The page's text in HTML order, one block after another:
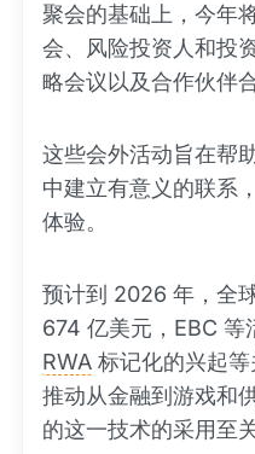
聚会的基础上，今年
会、风险投资人和投
略会议以及合作伙伴
这些会外活动旨在帮
中建立有意义的联系
体验。
预计到 2026 年，全
674 亿美元，EBC 等
RWA 标记化的兴起
推动从金融到游戏和
的这一技术的采用至